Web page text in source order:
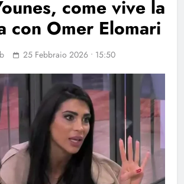
come vive la
con Omer Elomari
25 Febbraio 2026 • 15:50